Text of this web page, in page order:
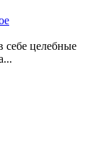
себе целебные